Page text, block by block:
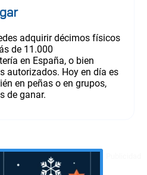
adquirir décimos físicos
de 11.000
en España, o bien
autorizados. Hoy en día es
en peñas o en grupos,
de ganar.